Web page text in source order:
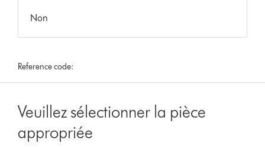
Non
Reference code:
Veuillez sélectionner la pièce
appropriée